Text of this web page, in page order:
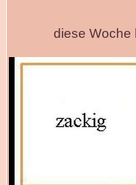
diese Woche